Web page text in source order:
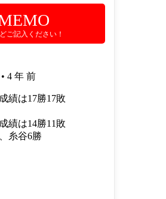
ご記入ください！